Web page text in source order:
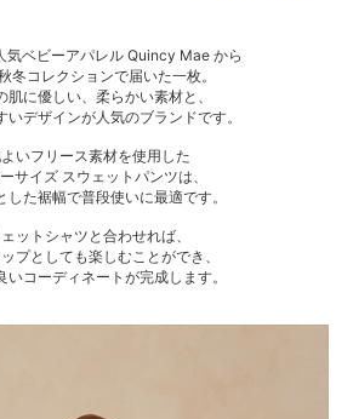
気ベビーアパレル Quincy Mae から
冬コレクションで届いた一枚。
肌に優しい、柔らかい素材と、
いデザインが人気のブランドです。
いフリース素材を使用した
サイズ スウェットパンツは、
した裾幅で普段使いに最適です。
ットシャツと合わせれば、
プとしても楽しむことができ、
いコーディネートが完成します。